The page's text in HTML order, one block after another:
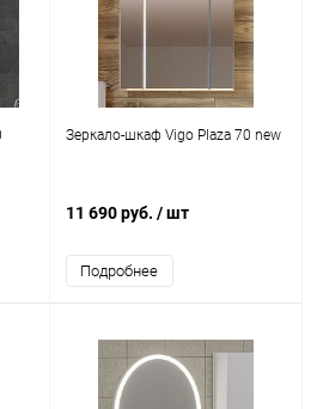
Зеркало-шкаф Vigo Plaza 70 new
11 690 руб. / шт
Подробнее